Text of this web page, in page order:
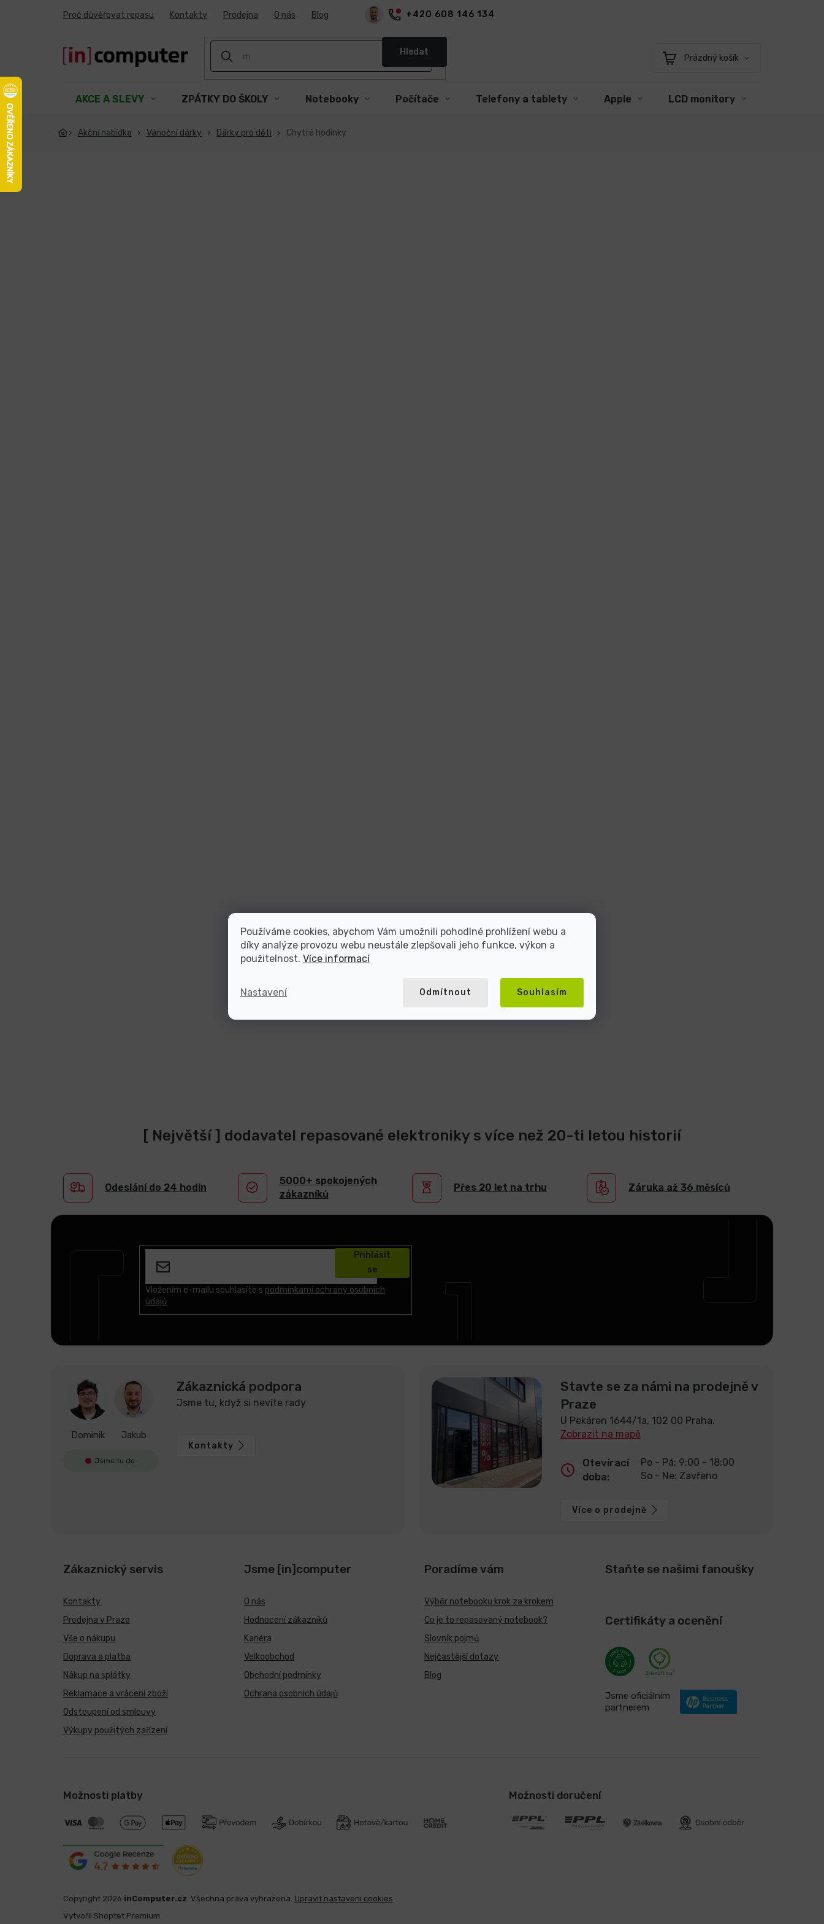
Používáme cookies, abychom Vám umožnili pohodlné prohlížení webu a
díky analýze provozu webu neustále zlepšovali jeho funkce, výkon a
použitelnost. Více informací
Nastavení Odmítnout Souhlasím
+420 608 146 134
Proč důvěřovat repasu Kontakty Prodejna O nás Blog
Hledat
Nákupní
Prázdný košík
AKCE A SLEVY ZPÁTKY DO ŠKOLY Notebooky Počítače Telefony a tablety Apple LCD monitory
Akční nabídka Vánoční dárky Dárky pro děti Chytré hodinky
[ Největší ] dodavatel repasované elektroniky s více než 20-ti letou historií
Odeslání do 24 hodin
5000+ spokojených
zákazníků
Přes 20 let na trhu Záruka až 36 měsíců
Vložením e-mailu souhlasíte s podmínkami ochrany osobních
údajů
Přihlásit
se
Dominik Jakub
Jsme tu do
Zákaznická podpora
Jsme tu, když si nevíte rady
Kontakty
Stavte se za námi na prodejně v
Praze
U Pekáren 1644/1a, 102 00 Praha.
Zobrazit na mapě
Otevírací
doba:
Po - Pá: 9:00 - 18:00
So - Ne: Zavřeno
Více o prodejně
Zákaznický servis
Kontakty
Prodejna v Praze
Vše o nákupu
Doprava a platba
Nákup na splátky
Reklamace a vrácení zboží
Odstoupení od smlouvy
Výkupy použitých zařízení
Jsme [in]computer
O nás
Hodnocení zákazníků
Kariéra
Velkoobchod
Obchodní podmínky
Ochrana osobních údajů
Poradíme vám
Výběr notebooku krok za krokem
Co je to repasovaný notebook?
Slovník pojmů
Nejčastější dotazy
Blog
Staňte se našimi fanoušky
Certifikáty a ocenění
Jsme oficiálním
partnerem
Možnosti platby Možnosti doručení
Vytvořil Shoptet Premium
Copyright 2026 inComputer.cz. Všechna práva vyhrazena. Upravit nastavení cookies